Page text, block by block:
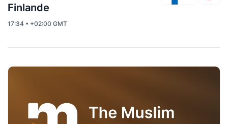
Finlande
17:34 • +02:00 GMT